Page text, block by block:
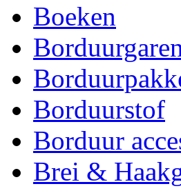
Boeken
Borduurstof
Borduur
Brei &